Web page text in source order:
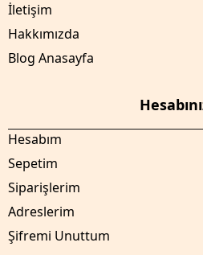
İletişim
Hakkımızda
Blog Anasayfa
Hesabım
Sepetim
Siparişlerim
Adreslerim
Şifremi Unuttum